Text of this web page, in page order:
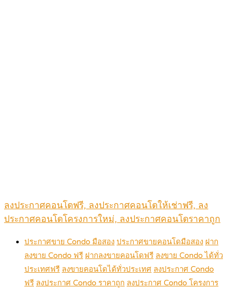
ลงประกาศคอนโดฟรี, ลงประกาศคอนโดให้เช่าฟรี, ลง
ประกาศคอนโดโครงการใหม่, ลงประกาศคอนโดราคาถูก
ประกาศขาย Condo มือสอง ประกาศขายคอนโดมือสอง ฝาก
ลงขาย Condo ฟรี ฝากลงขายคอนโดฟรี ลงขาย Condo ได้ทั่ว
ประเทศฟรี ลงขายคอนโดได้ทั่วประเทศ ลงประกาศ Condo
ฟรี ลงประกาศ Condo ราคาถูก ลงประกาศ Condo โครงการ